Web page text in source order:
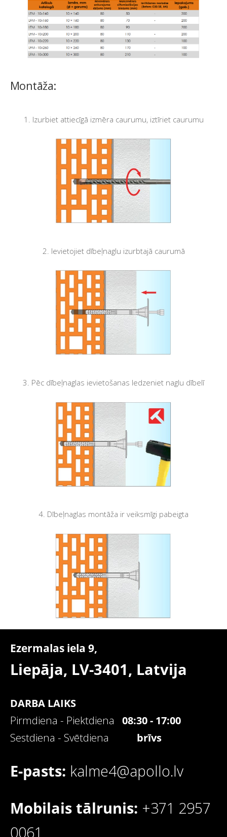
Montāža:
1. Izurbiet attiecīgā izmēra caurumu, iztīriet caurumu
2. Ievietojiet dībeļnaglu izurbtajā caurumā
3. Pēc dībeļnaglas ievietošanas Iedzeniet naglu dībelī
4. Dībeļnaglas montāža ir veiksmīgi pabeigta
Ezermalas iela 9,
Liepāja, LV-3401, Latvija
DARBA LAIKS
Pirmdiena - Piektdiena 08:30 - 17:00
Sestdiena - Svētdiena brīvs
E-pasts: kalme4@apollo.lv
Mobilais tālrunis: +371 2957
0061